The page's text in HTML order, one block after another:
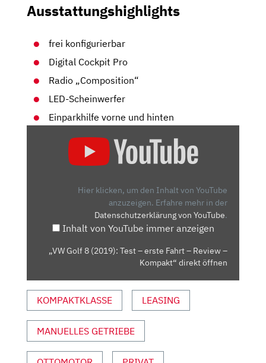
Ausstattungshighlights
frei konfigurierbar
Digital Cockpit Pro
Radio „Composition“
LED-Scheinwerfer
Einparkhilfe vorne und hinten
FAHRT
KOMPAKT“
VON
ANZEIGEN
Hier klicken, um den Inhalt von YouTube
anzuzeigen. Erfahre mehr in der
Datenschutzerklärung von YouTube.
Inhalt von YouTube immer anzeigen
„VW Golf 8 (2019): Test – erste Fahrt – Review –
Kompakt“ direkt öffnen
KOMPAKTKLASSE LEASING
MANUELLES GETRIEBE